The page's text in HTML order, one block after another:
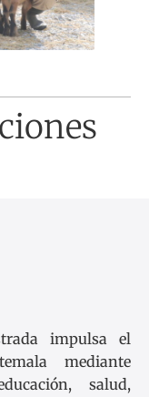
impulsa el
mediante
salud,